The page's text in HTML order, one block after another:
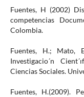
Fuentes, H (2002)
competencias
Colombia.
Fuentes, H.; Mato,
Investigacio´n
Ciencias Sociales.
Fuentes, H.(2009).